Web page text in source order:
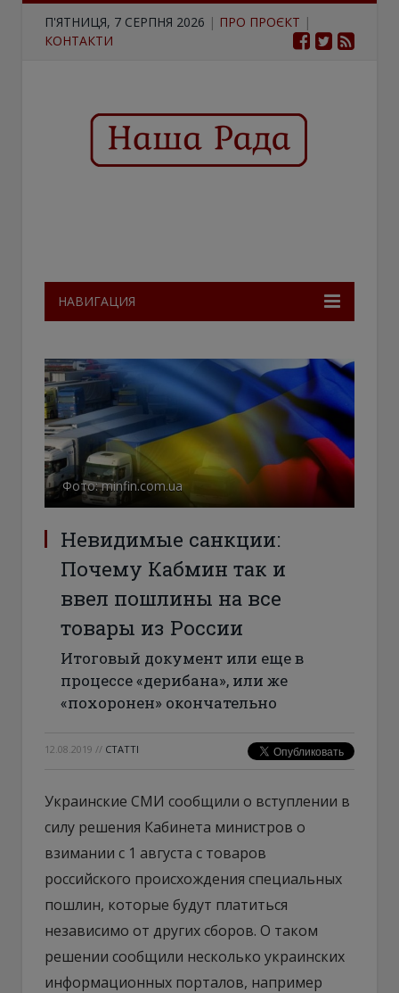
П'ЯТНИЦЯ, 7 СЕРПНЯ 2026 | ПРО ПРОЄКТ |
КОНТАКТИ
НАВИГАЦИЯ
Фото: minfin.com.ua
Невидимые санкции:
Почему Кабмин так и
ввел пошлины на все
товары из России
Итоговый документ или еще в
процессе «дерибана», или же
«похоронен» окончательно
12.08.2019 // СТАТТІ
Украинские СМИ сообщили о вступлении в
силу решения Кабинета министров о
взимании с 1 августа с товаров
российского происхождения специальных
пошлин, которые будут платиться
независимо от других сборов. О таком
решении сообщили несколько украинских
информационных порталов, например